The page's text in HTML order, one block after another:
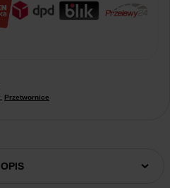
Przetwornice
OPIS